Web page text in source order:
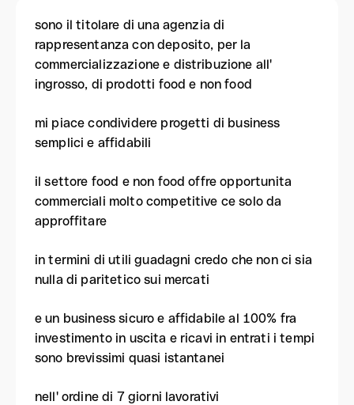
sono il titolare di una agenzia di
rappresentanza con deposito, per la
commercializzazione e distribuzione all'
ingrosso, di prodotti food e non food
mi piace condividere progetti di business
semplici e affidabili
il settore food e non food offre opportunita
commerciali molto competitive ce solo da
approffitare
in termini di utili guadagni credo che non ci sia
nulla di paritetico sui mercati
e un business sicuro e affidabile al 100% fra
investimento in uscita e ricavi in entrati i tempi
sono brevissimi quasi istantanei
nell' ordine di 7 giorni lavorativi